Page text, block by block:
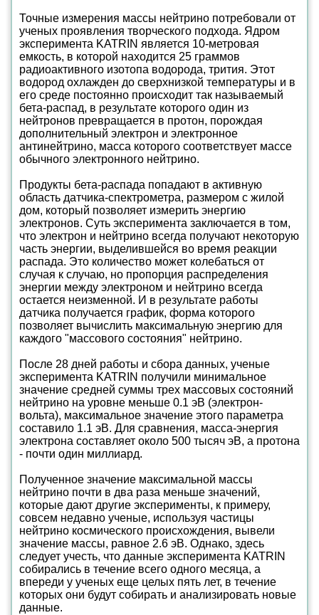
Точные измерения массы нейтрино потребовали от
ученых проявления творческого подхода. Ядром
эксперимента KATRIN является 10-метровая
емкость, в которой находится 25 граммов
радиоактивного изотопа водорода, трития. Этот
водород охлажден до сверхнизкой температуры и в
его среде постоянно происходит так называемый
бета-распад, в результате которого один из
нейтронов превращается в протон, порождая
дополнительный электрон и электронное
антинейтрино, масса которого соответствует массе
обычного электронного нейтрино.
Продукты бета-распада попадают в активную
область датчика-спектрометра, размером с жилой
дом, который позволяет измерить энергию
электронов. Суть эксперимента заключается в том,
что электрон и нейтрино всегда получают некоторую
часть энергии, выделившейся во время реакции
распада. Это количество может колебаться от
случая к случаю, но пропорция распределения
энергии между электроном и нейтрино всегда
остается неизменной. И в результате работы
датчика получается график, форма которого
позволяет вычислить максимальную энергию для
каждого "массового состояния" нейтрино.
После 28 дней работы и сбора данных, ученые
эксперимента KATRIN получили минимальное
значение средней суммы трех массовых состояний
нейтрино на уровне меньше 0.1 эВ (электрон-
вольта), максимальное значение этого параметра
составило 1.1 эВ. Для сравнения, масса-энергия
электрона составляет около 500 тысяч эВ, а протона
- почти один миллиард.
Полученное значение максимальной массы
нейтрино почти в два раза меньше значений,
которые дают другие эксперименты, к примеру,
совсем недавно ученые, используя частицы
нейтрино космического происхождения, вывели
значение массы, равное 2.6 эВ. Однако, здесь
следует учесть, что данные эксперимента KATRIN
собирались в течение всего одного месяца, а
впереди у ученых еще целых пять лет, в течение
которых они будут собирать и анализировать новые
данные.